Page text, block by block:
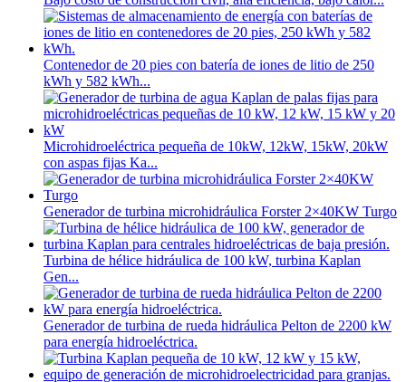
Contenedor de 20 pies con batería de iones de litio de 250
kWh y 582 kWh...
Microhidroeléctrica pequeña de 10kW, 12kW, 15kW, 20kW
con aspas fijas Ka...
Generador de turbina microhidráulica Forster 2×40KW Turgo
Turbina de hélice hidráulica de 100 kW, turbina Kaplan
Gen...
Generador de turbina de rueda hidráulica Pelton de 2200 kW
para energía hidroeléctrica.